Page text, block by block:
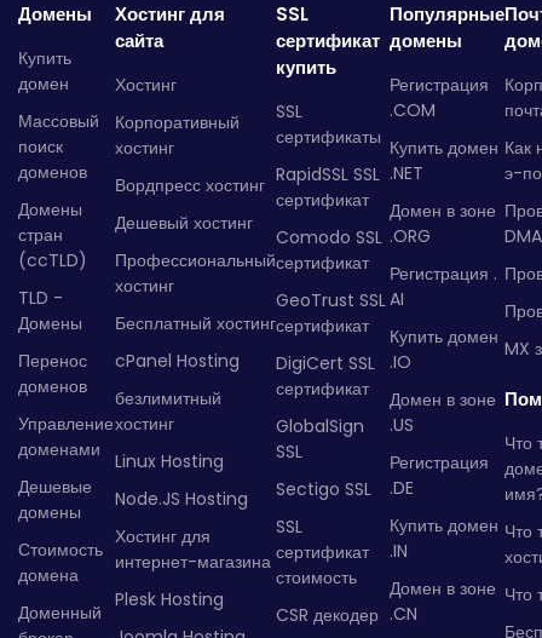
Домены
Купить
домен
Массовый
поиск
доменов
Домены
стран
(ccTLD)
TLD -
Домены
Перенос
доменов
Управление
доменами
Дешевые
домены
Стоимость
домена
Доменный
Хостинг для
сайта
Хостинг
Корпоративный
хостинг
Вордпресс хостинг
Дешевый хостинг
Профессиональный
хостинг
Бесплатный хостинг
cPanel Hosting
безлимитный
хостинг
Linux Hosting
Node.JS Hosting
Хостинг для
интернет-магазина
Plesk Hosting
SSL
сертификат
купить
SSL
сертификаты
RapidSSL SSL
сертификат
Comodo SSL
сертификат
GeoTrust SSL
сертификат
DigiCert SSL
сертификат
GlobalSign
SSL
Sectigo SSL
SSL
сертификат
стоимость
CSR декодер
Популярные
домены
Регистрация
.COM
Купить домен
.NET
Домен в зоне
.ORG
Регистрация .
AI
Купить домен
.IO
Домен в зоне
.US
Регистрация
.DE
Купить домен
.IN
Домен в зоне
.CN
Как
э-
MX
Что
Что
Что